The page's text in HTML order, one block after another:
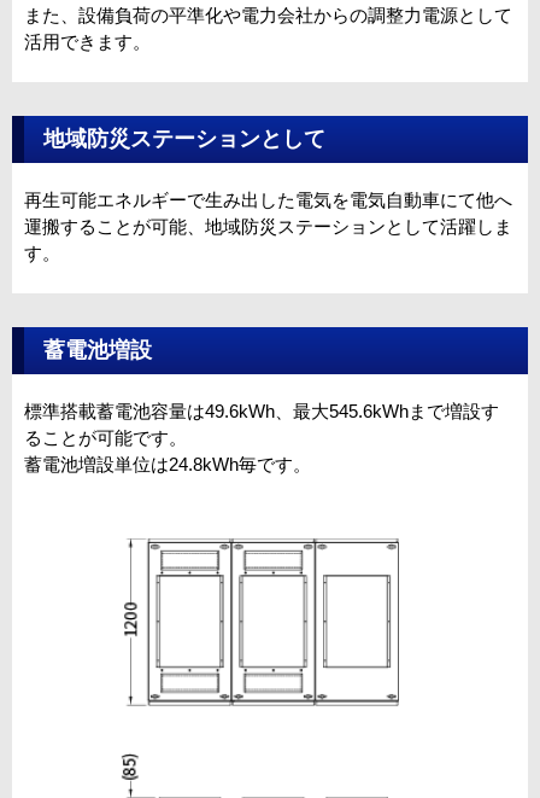
また、設備負荷の平準化や電力会社からの調整力電源として
活用できます。
地域防災ステーションとして
再生可能エネルギーで生み出した電気を電気自動車にて他へ
運搬することが可能、地域防災ステーションとして活躍しま
す。
蓄電池増設
標準搭載蓄電池容量は49.6kWh、最大545.6kWhまで増設す
ることが可能です。
蓄電池増設単位は24.8kWh毎です。